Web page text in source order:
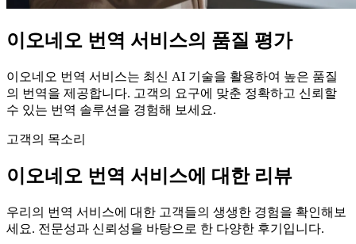
이오네오 번역 서비스의 품질 평가
이오네오 번역 서비스는 최신 AI 기술을 활용하여 높은 품질
의 번역을 제공합니다. 고객의 요구에 맞춘 정확하고 신뢰할
수 있는 번역 솔루션을 경험해 보세요.
고객의 목소리
이오네오 번역 서비스에 대한 리뷰
우리의 번역 서비스에 대한 고객들의 생생한 경험을 확인해보
세요. 전문성과 신뢰성을 바탕으로 한 다양한 후기입니다.